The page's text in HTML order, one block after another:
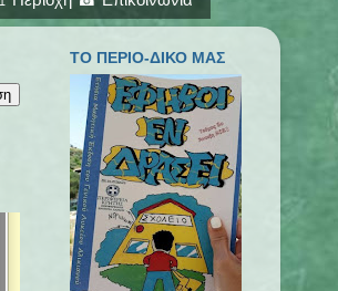
ΤΟ ΠΕΡΙΟ-ΔΙΚΟ ΜΑΣ